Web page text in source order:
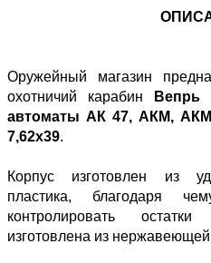
Оружейный магазин
охотничий карабин
Вепрь
автоматы АК 47, АКМ,
7,62х39.
Корпус изготовлен из
пластика, благодаря
контролировать
изготовлена из нержавеющей